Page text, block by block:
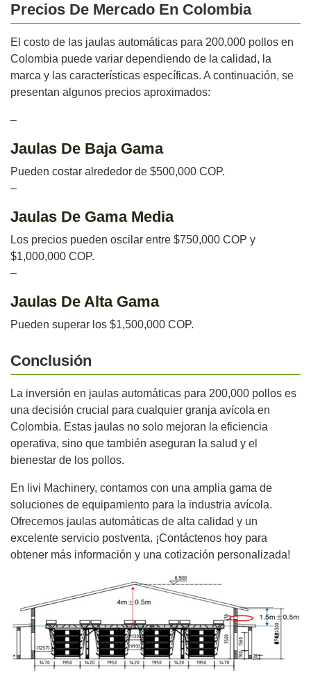
Precios De Mercado En Colombia
El costo de las jaulas automáticas para 200,000 pollos en
Colombia puede variar dependiendo de la calidad, la
marca y las características específicas. A continuación, se
presentan algunos precios aproximados:
–
Jaulas De Baja Gama
Pueden costar alrededor de $500,000 COP.
–
Jaulas De Gama Media
Los precios pueden oscilar entre $750,000 COP y
$1,000,000 COP.
–
Jaulas De Alta Gama
Pueden superar los $1,500,000 COP.
Conclusión
La inversión en jaulas automáticas para 200,000 pollos es
una decisión crucial para cualquier granja avícola en
Colombia. Estas jaulas no solo mejoran la eficiencia
operativa, sino que también aseguran la salud y el
bienestar de los pollos.
En livi Machinery, contamos con una amplia gama de
soluciones de equipamiento para la industria avícola.
Ofrecemos jaulas automáticas de alta calidad y un
excelente servicio postventa. ¡Contáctenos hoy para
obtener más información y una cotización personalizada!